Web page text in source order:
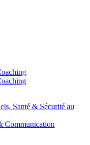
Santé & Sécurité au
Communication